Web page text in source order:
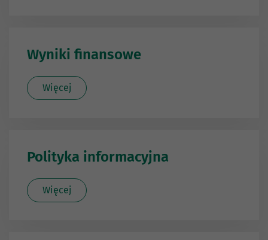
Wyniki finansowe
Więcej
Polityka informacyjna
Więcej